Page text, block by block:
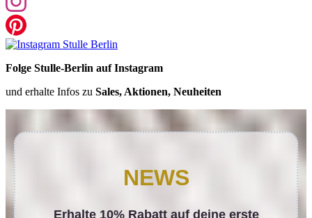
Folge Stulle-Berlin auf Instagram
und erhalte Infos zu Sales, Aktionen, Neuheiten
NEWS
Erhalte 10% Rabatt auf deine erste